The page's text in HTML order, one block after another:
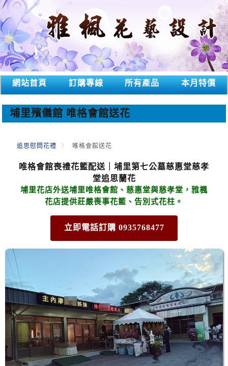
網站首頁 訂購專線 所有產品 本月特價
埔里殯儀館 唯格會館送花
追思慰問花禮 唯格會館送花
唯格會館喪禮花籃配送｜埔里第七公墓慈惠堂慈孝
堂追思蘭花
埔里花店外送埔里唯格會館、慈惠堂與慈孝堂，雅楓
花店提供莊嚴喪事花籃、告別式花柱。
立即電話訂購 0935768477